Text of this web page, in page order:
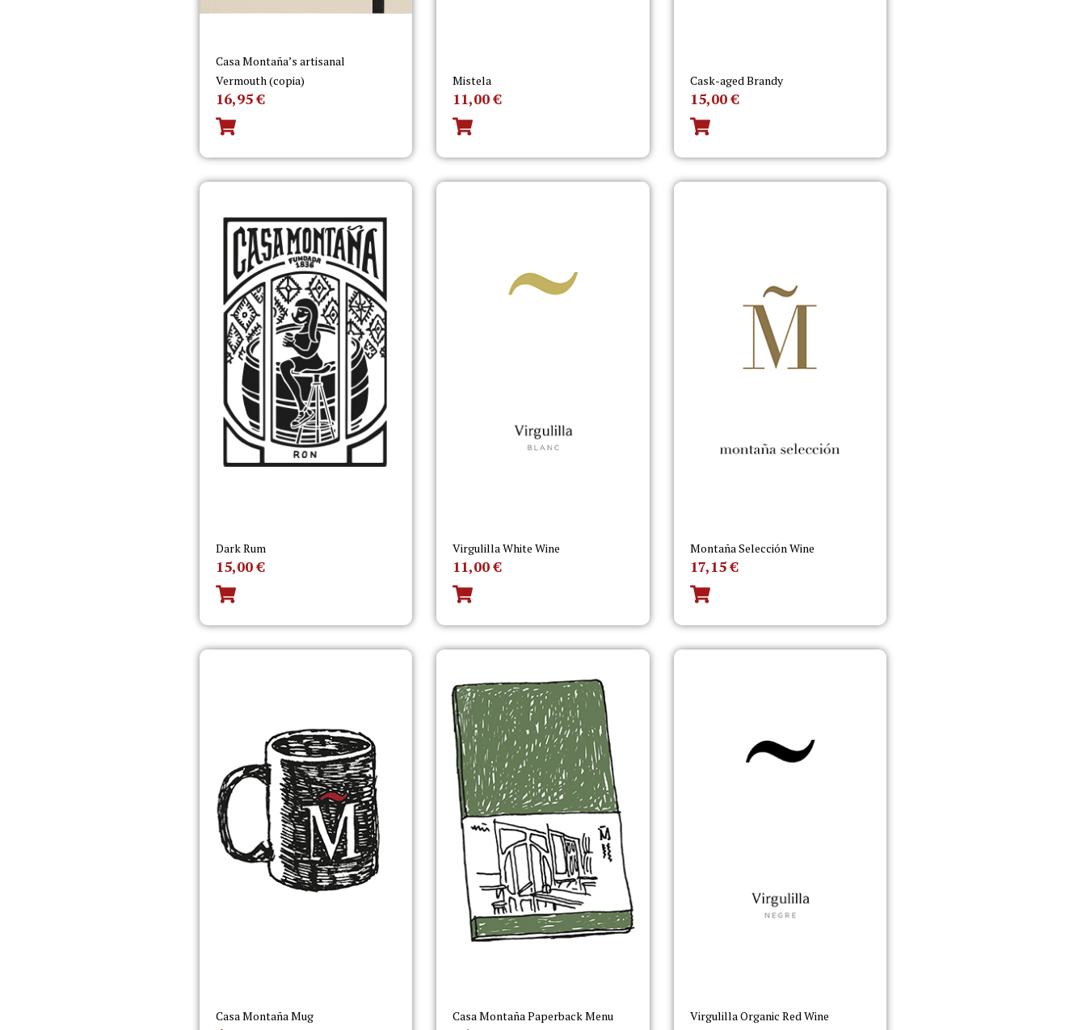
Casa Montaña’s artisanal
Vermouth (copia)
16,95€
Mistela
11,00€
Cask-aged Brandy
15,00€
Dark Rum
15,00€
Virgulilla White Wine
11,00€
Montaña Selección Wine
17,15€
Casa Montaña Mug Casa Montaña Paperback Menu Virgulilla Organic Red Wine